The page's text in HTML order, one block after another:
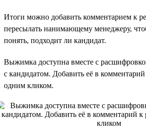
Итоги можно добавить комментарием к
пересылать нанимающему менеджеру,
понять, подходит ли кандидат.
Выжимка доступна вместе с
с кандидатом. Добавить её в
одним кликом.